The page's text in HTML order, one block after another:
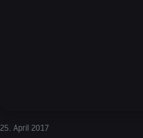
25. April 2017